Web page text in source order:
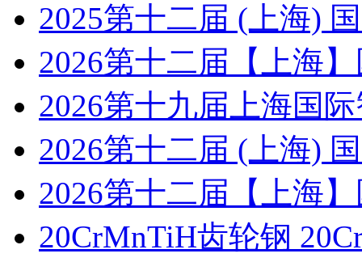
2025第十二届 (上海)
2026第十二届【上海
2026第十九届上海国
2026第十二届 (上海)
2026第十二届【上海
20CrMnTiH齿轮钢